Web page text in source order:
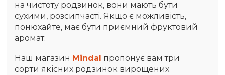
на чистоту родзинок, вони мають бути
сухими, розсипчасті. Якщо є можливість,
понюхайте, має бути приємний фруктовий
аромат.
Наш магазин Mindal пропонує вам три
сорти якісних родзинок вирощених